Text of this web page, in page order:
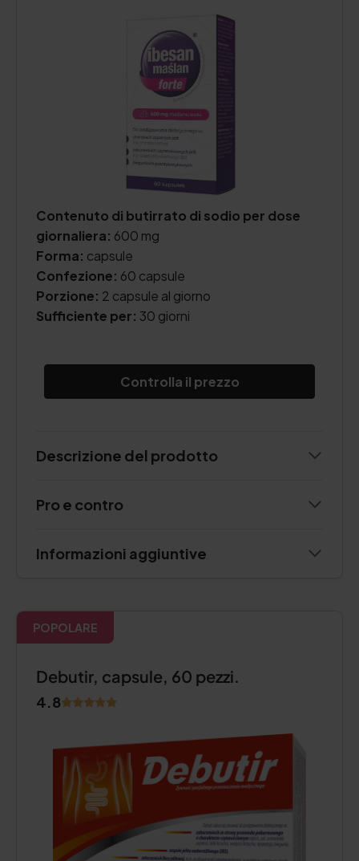
Contenuto di butirrato di sodio per dose
giornaliera: 600 mg
Forma: capsule
Confezione: 60 capsule
Porzione: 2 capsule al giorno
Sufficiente per: 30 giorni
Controlla il prezzo
Descrizione del prodotto
Pro e contro
Informazioni aggiuntive
POPOLARE
Debutir, capsule, 60 pezzi.
4.8